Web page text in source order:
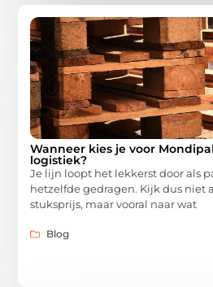
Wanneer kies je voor
logistiek?
Je lijn loopt het lekkerst door als
hetzelfde gedragen. Kijk dus niet
stuksprijs, maar vooral naar wat
Blog